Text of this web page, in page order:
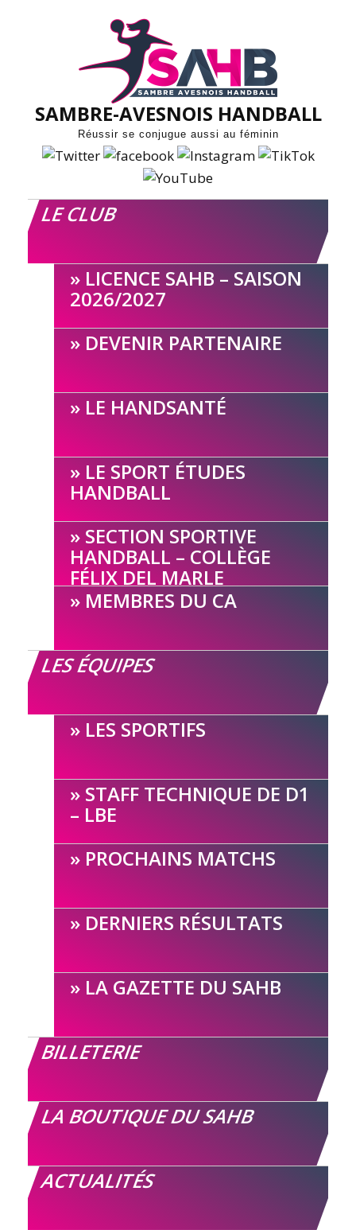
SAMBRE-AVESNOIS HANDBALL
Réussir se conjugue aussi au féminin
LE CLUB
LICENCE SAHB – SAISON
2026/2027
DEVENIR PARTENAIRE
LE HANDSANTÉ
LE SPORT ÉTUDES
HANDBALL
SECTION SPORTIVE
HANDBALL – COLLÈGE
FÉLIX DEL MARLE
MEMBRES DU CA
LES ÉQUIPES
LES SPORTIFS
STAFF TECHNIQUE DE D1
– LBE
PROCHAINS MATCHS
DERNIERS RÉSULTATS
LA GAZETTE DU SAHB
BILLETERIE
LA BOUTIQUE DU SAHB
ACTUALITÉS